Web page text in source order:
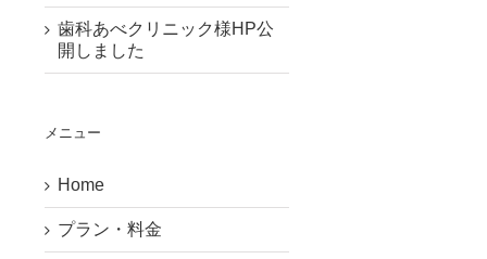
歯科あべクリニック様HP公
開しました
メニュー
Home
プラン・料金